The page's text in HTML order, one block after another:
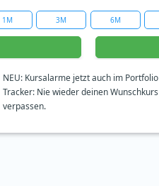
1M 3M 6M
NEU: Kursalarme jetzt auch im Portfolio
Tracker: Nie wieder deinen Wunschkurs
verpassen.